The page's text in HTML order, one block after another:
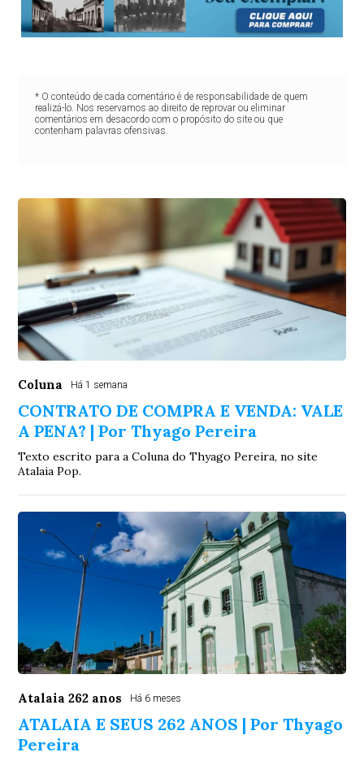
* O conteúdo de cada comentário é de responsabilidade de quem
realizá-lo. Nos reservamos ao direito de reprovar ou eliminar
comentários em desacordo com o propósito do site ou que
contenham palavras ofensivas.
Coluna Há 1 semana
CONTRATO DE COMPRA E VENDA: VALE
A PENA? | Por Thyago Pereira
Texto escrito para a Coluna do Thyago Pereira, no site
Atalaia Pop.
Atalaia 262 anos Há 6 meses
ATALAIA E SEUS 262 ANOS | Por Thyago
Pereira